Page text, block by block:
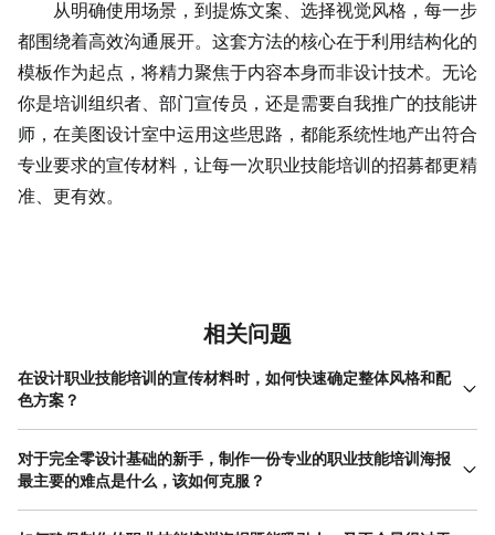
从明确使用场景，到提炼文案、选择视觉风格，每一步
都围绕着高效沟通展开。这套方法的核心在于利用结构化的
模板作为起点，将精力聚焦于内容本身而非设计技术。无论
你是培训组织者、部门宣传员，还是需要自我推广的技能讲
师，在美图设计室中运用这些思路，都能系统性地产出符合
专业要求的宣传材料，让每一次职业技能培训的招募都更精
准、更有效。
相关问题
在设计职业技能培训的宣传材料时，如何快速确定整体风格和配
色方案？
最快的方法是进行‘行业联想’。先确定你的职业技能培训属于哪个领
域。例如，编程、数据分析类培训，可以立刻联想到科技、严谨，
那么深蓝、深紫或黑白灰的配色方案就非常合适，字体也选择棱角
对于完全零设计基础的新手，制作一份专业的职业技能培训海报
最主要的难点是什么，该如何克服？
最主要的难点往往不是‘不会做’，而是‘不知从何做起’导致的排版混